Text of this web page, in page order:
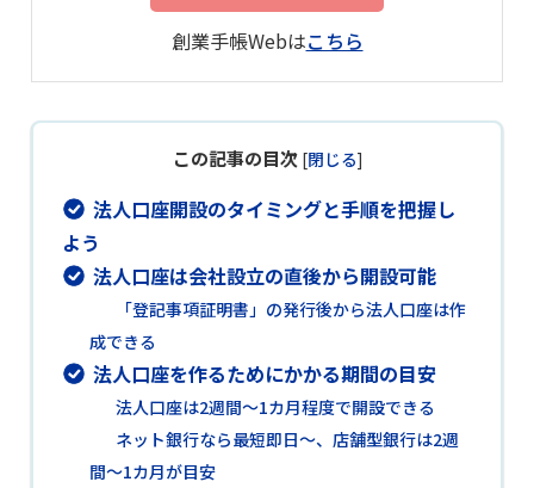
創業手帳Webはこちら
この記事の目次 [閉じる]
法人口座開設のタイミングと手順を把握し
よう
法人口座は会社設立の直後から開設可能
「登記事項証明書」の発行後から法人口座は作
成できる
法人口座を作るためにかかる期間の目安
法人口座は2週間～1カ月程度で開設できる
ネット銀行なら最短即日〜、店舗型銀行は2週
間〜1カ月が目安